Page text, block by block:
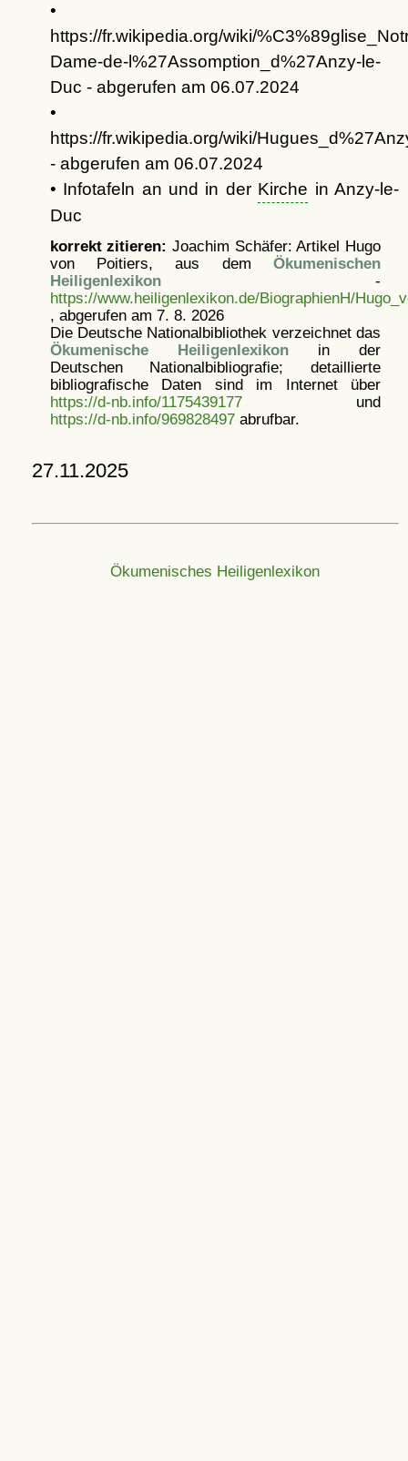
•
https://fr.wikipedia.org/wiki/
Dame-de-l%27Assomption_d%27Anzy-le-
Duc - abgerufen am 06.07.2024
•
https://fr.wikipedia.org/wiki/
- abgerufen am 06.07.2024
• Infotafeln an und in der Kirche in Anzy-le-
Duc
korrekt zitieren: Joachim Schäfer: Artikel
Hugo
von Poitiers, aus dem Ökumenischen
Heiligenlexikon-
https://www.heiligenlexikon.de/BiographienH/
, abgerufen am 7. 8. 2026
Die Deutsche Nationalbibliothek verzeichnet das
Ökumenische Heiligenlexikonin der
Deutschen Nationalbibliografie; detaillierte
bibliografische Daten sind im Internet über
https://d-nb.info/1175439177und
https://d-nb.info/969828497abrufbar.
27.11.2025
Ökumenisches Heiligenlexikon